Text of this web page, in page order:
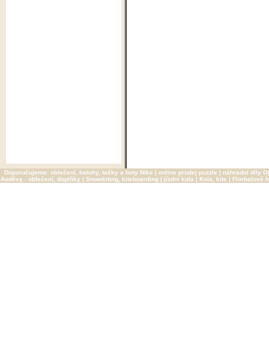
Doporučujeme: oblečení, batohy, tašky a boty Nike | online prodej puzzle | náhradní díly
Aoděvy - oblečení, doplňky | Snowkiting, kiteboarding | jízdní kola | Kola, kite | Florbalové